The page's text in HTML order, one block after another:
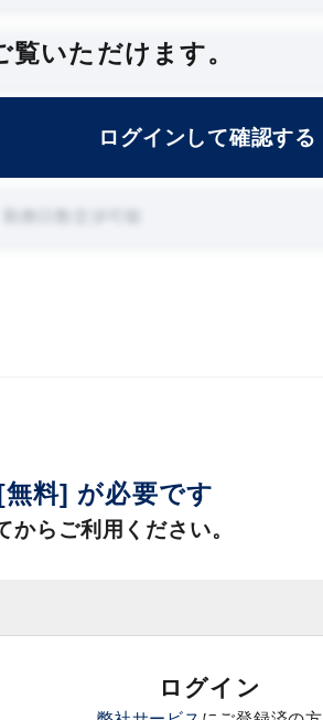
いただけます。
ログインして確認する
料] が必要です
からご利用ください。
ログイン